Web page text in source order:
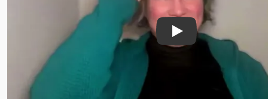
Sabine Kroiß
Samarpan-Meditation
Samuel Hassan Hanna
Sascha A. Jaksic
Play